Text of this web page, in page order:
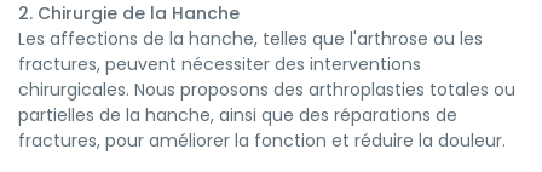
2. Chirurgie de la Hanche
Les affections de la hanche, telles que l'arthrose ou les
fractures, peuvent nécessiter des interventions
chirurgicales. Nous proposons des arthroplasties totales ou
partielles de la hanche, ainsi que des réparations de
fractures, pour améliorer la fonction et réduire la douleur.